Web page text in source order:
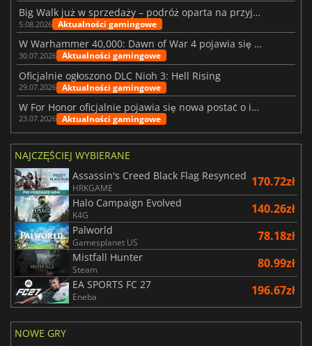
Big Walk już w sprzedaży – podróż oparta na przyjaźni
5.08.2026 Aktualności gamingowe
W Warhammer 40,000: Dawn of War 4 pojawia się frakcja Nekronów
30.07.2026 Aktualności gamingowe
Oficjalnie ogłoszono DLC Nioh 3: Hell Rising
29.07.2026 Aktualności gamingowe
W For Honor oficjalnie pojawia się nowa postać o imieniu Arakure
23.07.2026 Aktualności gamingowe
NAJCZĘŚCIEJ WYBIERANE
Assassin's Creed Black Flag Resynced
HRKGAME 170.72zł
Halo Campaign Evolved
K4G 140.26zł
Palworld
Gamesplanet US 78.18zł
Mistfall Hunter
Steam 80.99zł
EA SPORTS FC 27
Eneba 196.67zł
NOWE GRY